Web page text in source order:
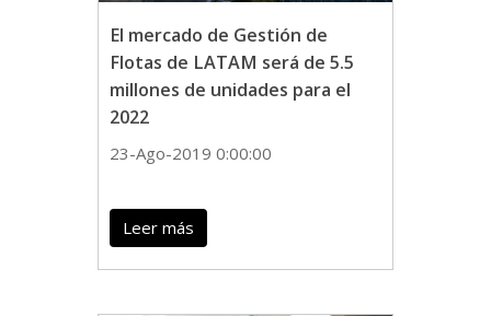
El mercado de Gestión de
Flotas de LATAM será de 5.5
millones de unidades para el
2022
23-Ago-2019 0:00:00
Leer más